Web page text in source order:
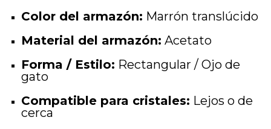
Color del armazón: Marrón translúcido
Material del armazón: Acetato
Forma / Estilo: Rectangular / Ojo de
gato
Compatible para cristales: Lejos o de
cerca